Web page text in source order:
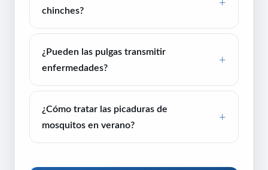
chinches?
¿Pueden las pulgas transmitir
enfermedades?
¿Cómo tratar las picaduras de
mosquitos en verano?